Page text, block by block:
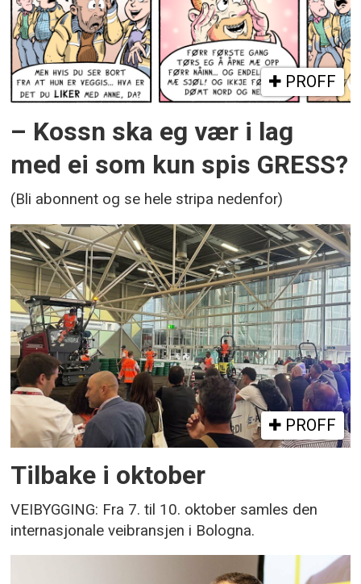
PROFF
– Kossn ska eg vær i lag
med ei som kun spis GRESS?
(Bli abonnent og se hele stripa nedenfor)
PROFF
Tilbake i oktober
VEIBYGGING: Fra 7. til 10. oktober samles den
internasjonale veibransjen i Bologna.